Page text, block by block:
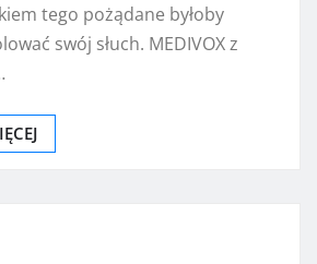
tego pożądane byłoby
swój słuch. MEDIVOX z